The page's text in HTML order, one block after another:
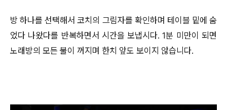
방 하나를 선택해서 코치의 그림자를 확인하며 테이블 밑에 숨
었다 나왔다를 반복하면서 시간을 보냅시다. 1분 미만이 되면
노래방의 모든 불이 꺼지며 한치 앞도 보이지 않습니다.